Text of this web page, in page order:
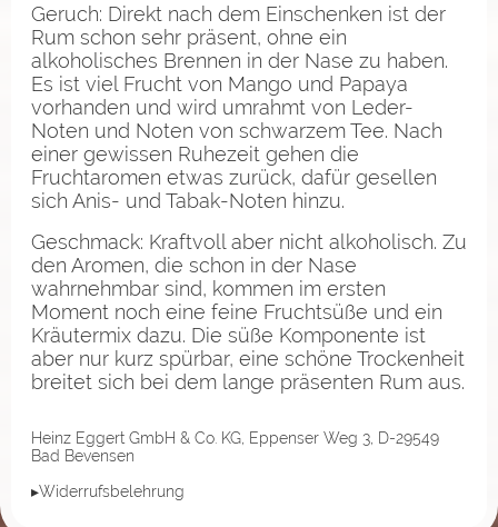
Geruch: Direkt nach dem Einschenken ist der
Rum schon sehr präsent, ohne ein
alkoholisches Brennen in der Nase zu haben.
Es ist viel Frucht von Mango und Papaya
vorhanden und wird umrahmt von Leder-
Noten und Noten von schwarzem Tee. Nach
einer gewissen Ruhezeit gehen die
Fruchtaromen etwas zurück, dafür gesellen
sich Anis- und Tabak-Noten hinzu.
Geschmack: Kraftvoll aber nicht alkoholisch. Zu
den Aromen, die schon in der Nase
wahrnehmbar sind, kommen im ersten
Moment noch eine feine Fruchtsüße und ein
Kräutermix dazu. Die süße Komponente ist
aber nur kurz spürbar, eine schöne Trockenheit
breitet sich bei dem lange präsenten Rum aus.
Heinz Eggert GmbH & Co. KG, Eppenser Weg 3, D-29549
Bad Bevensen
▸Widerrufsbelehrung